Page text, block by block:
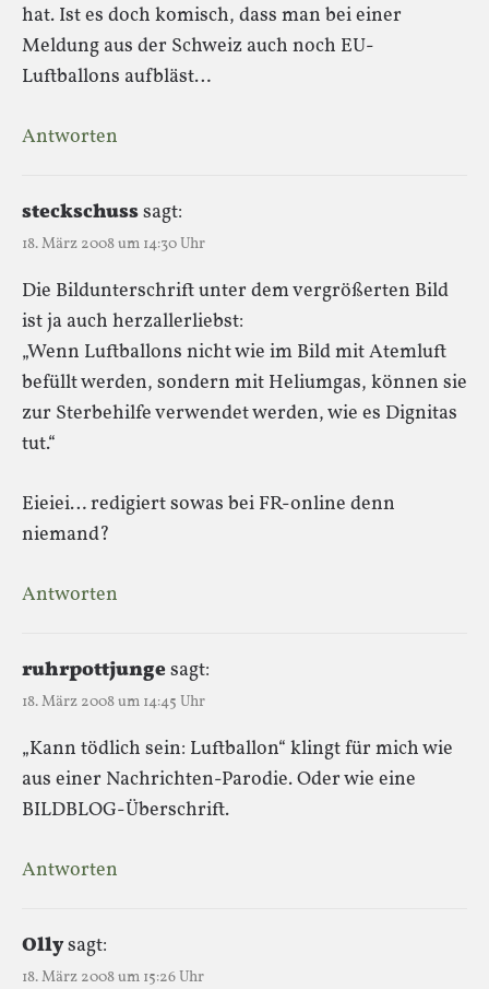
hat. Ist es doch komisch, dass man bei einer
Meldung aus der Schweiz auch noch EU-
Luftballons aufbläst…
Antworten
steckschusssagt:
18. März 2008 um 14:30 Uhr
Die Bildunterschrift unter dem vergrößerten Bild
ist ja auch herzallerliebst:
„Wenn Luftballons nicht wie im Bild mit Atemluft
befüllt werden, sondern mit Heliumgas, können sie
zur Sterbehilfe verwendet werden, wie es Dignitas
tut.“
Eieiei… redigiert sowas bei FR-online denn
niemand?
Antworten
ruhrpottjungesagt:
18. März 2008 um 14:45 Uhr
„Kann tödlich sein: Luftballon“ klingt für mich wie
aus einer Nachrichten-Parodie. Oder wie eine
BILDBLOG-Überschrift.
Antworten
Ollysagt:
18. März 2008 um 15:26 Uhr